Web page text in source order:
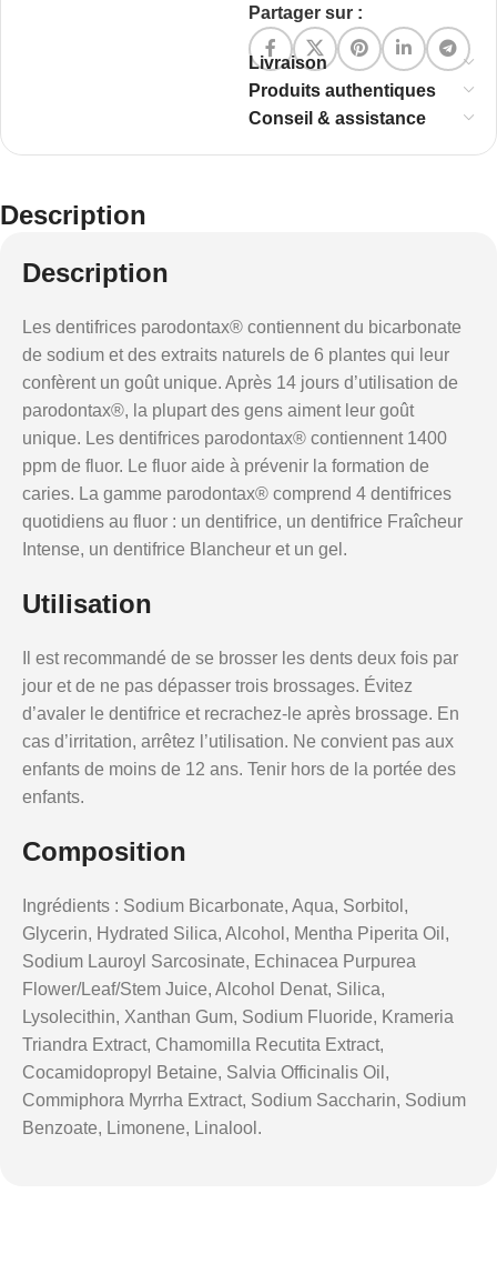
Partager sur :
Livraison
Produits authentiques
Conseil & assistance
Description
Description
Les dentifrices parodontax® contiennent du bicarbonate
de sodium et des extraits naturels de 6 plantes qui leur
confèrent un goût unique. Après 14 jours d’utilisation de
parodontax®, la plupart des gens aiment leur goût
unique. Les dentifrices parodontax® contiennent 1400
ppm de fluor. Le fluor aide à prévenir la formation de
caries. La gamme parodontax® comprend 4 dentifrices
quotidiens au fluor : un dentifrice, un dentifrice Fraîcheur
Intense, un dentifrice Blancheur et un gel.
Utilisation
Il est recommandé de se brosser les dents deux fois par
jour et de ne pas dépasser trois brossages. Évitez
d’avaler le dentifrice et recrachez-le après brossage. En
cas d’irritation, arrêtez l’utilisation. Ne convient pas aux
enfants de moins de 12 ans. Tenir hors de la portée des
enfants.
Composition
Ingrédients : Sodium Bicarbonate, Aqua, Sorbitol,
Glycerin, Hydrated Silica, Alcohol, Mentha Piperita Oil,
Sodium Lauroyl Sarcosinate, Echinacea Purpurea
Flower/Leaf/Stem Juice, Alcohol Denat, Silica,
Lysolecithin, Xanthan Gum, Sodium Fluoride, Krameria
Triandra Extract, Chamomilla Recutita Extract,
Cocamidopropyl Betaine, Salvia Officinalis Oil,
Commiphora Myrrha Extract, Sodium Saccharin, Sodium
Benzoate, Limonene, Linalool.